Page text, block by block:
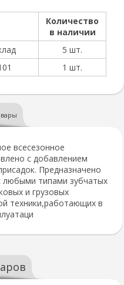
Количество
в наличии
5 шт.
1 шт.
всесезонное
с добавлением
Предназначено
любыми типами зубчатых
и грузовых
техники,работающих в